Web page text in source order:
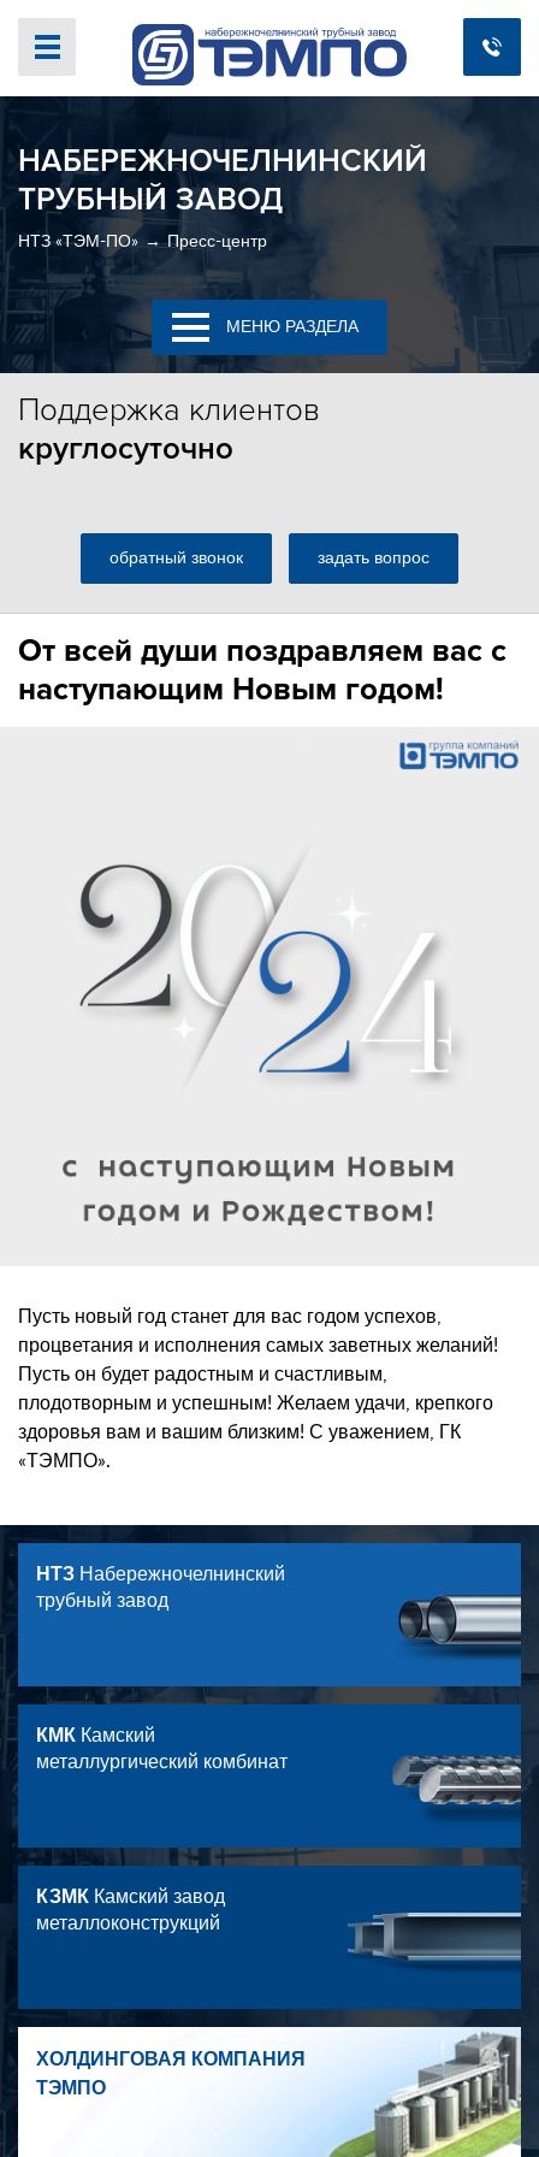
НАБЕРЕЖНОЧЕЛНИНСКИЙ
ТРУБНЫЙ ЗАВОД
НТЗ «ТЭМ-ПО» Пресс-центр
МЕНЮ РАЗДЕЛА
Поддержка клиентов
круглосуточно
обратный звонок задать вопрос
От всей души поздравляем вас с
наступающим Новым годом!
Пусть новый год станет для вас годом успехов,
процветания и исполнения самых заветных желаний!
Пусть он будет радостным и счастливым,
плодотворным и успешным! Желаем удачи, крепкого
здоровья вам и вашим близким! С уважением, ГК
«ТЭМПО».
НТЗ Набережночелнинский
трубный завод
КМК Камский
металлургический комбинат
КЗМК Камский завод
металлоконструкций
ХОЛДИНГОВАЯ КОМПАНИЯ
ТЭМПО